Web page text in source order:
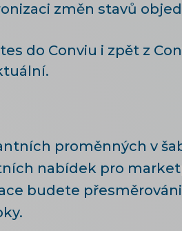
změn stavů
do Conviu i zpět z
proměnných v
nabídek pro
budete